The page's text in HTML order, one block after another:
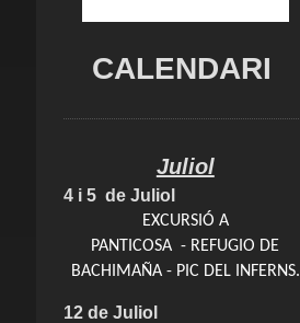
CALENDARI
Juliol
4 i 5 de Juliol
EXCURSIÓ A
PANTICOSA - REFUGIO DE
BACHIMAÑA - PIC DEL INFERNS.
12 de Juliol